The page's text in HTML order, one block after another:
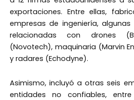
exportaciones. Entre ellas,
empresas de ingeniería,
relacionadas con drones
(Novotech), maquinaria (Marvin
y radares (Echodyne).
Asimismo, incluyó a otras seis
entidades no confiables,